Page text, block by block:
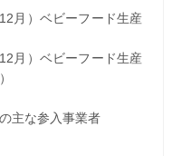
）ベビーフード生産
）ベビーフード生産
な参入事業者